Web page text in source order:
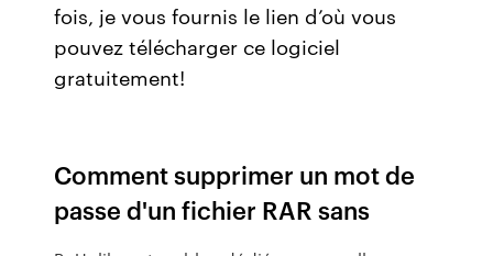
fois, je vous fournis le lien d’où vous
pouvez télécharger ce logiciel
gratuitement!
Comment supprimer un mot de
passe d'un fichier RAR sans